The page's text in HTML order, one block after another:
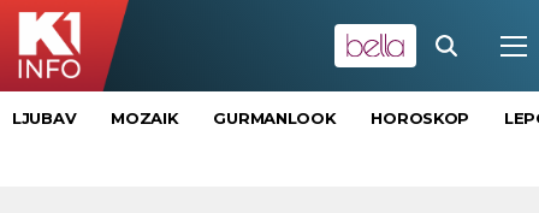
LJUBAV MOZAIK GURMANLOOK HOROSKOP